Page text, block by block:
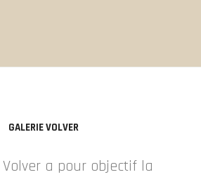
GALERIE VOLVER
a pour objectif la